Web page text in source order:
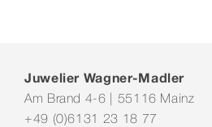
Juwelier Wagner-Madler
Am Brand 4-6 | 55116 Mainz
+49 (0)6131 23 18 77